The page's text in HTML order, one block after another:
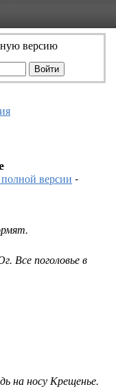
версию
версии -
Все поголовье в
на носу Крещенье.